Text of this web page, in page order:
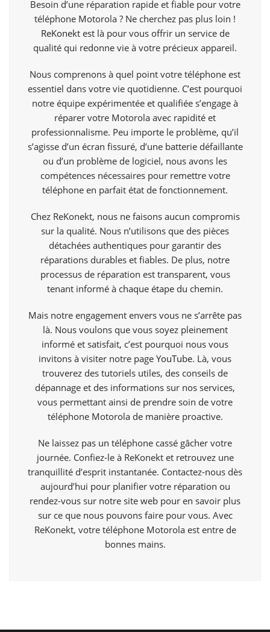
Besoin d’une réparation rapide et fiable pour votre
téléphone Motorola ? Ne cherchez pas plus loin !
ReKonektest là pour vous offrir un service de
qualité qui redonne vie à votre précieux appareil.
Nous comprenons à quel point votre téléphone est
essentiel dans votre vie quotidienne. C’est pourquoi
notre équipe expérimentée et qualifiée s’engage à
réparer votre Motorola avec rapidité et
professionnalisme. Peu importe le problème, qu’il
s’agisse d’un écran fissuré, d’une batterie défaillante
ou d’un problème de logiciel, nous avons les
compétences nécessaires pour remettre votre
téléphone en parfait état de fonctionnement.
Chez ReKonekt, nous ne faisons aucun compromis
sur la qualité. Nous n’utilisons que des pièces
détachées authentiques pour garantir des
réparations durables et fiables. De plus, notre
processus de réparation est transparent, vous
tenant informé à chaque étape du chemin.
Mais notre engagement envers vous ne s’arrête pas
là. Nous voulons que vous soyez pleinement
informé et satisfait, c’est pourquoi nous vous
invitons à visiter notre page YouTube. Là, vous
trouverez des tutoriels utiles, des conseils de
dépannage et des informations sur nos services,
vous permettant ainsi de prendre soin de votre
téléphone Motorola de manière proactive.
Ne laissez pas un téléphone cassé gâcher votre
journée. Confiez-le à ReKonekt et retrouvez une
tranquillité d’esprit instantanée. Contactez-nous dès
aujourd’hui pour planifier votre réparation ou
rendez-vous sur notre site web pour en savoir plus
sur ce que nous pouvons faire pour vous. Avec
ReKonekt, votre téléphone Motorola est entre de
bonnes mains.